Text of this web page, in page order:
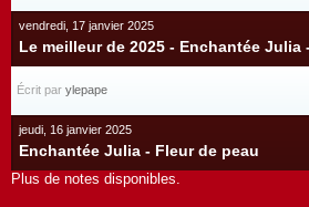
vendredi, 17 janvier 2025
Le meilleur de 2025 - Enchantée Julia
Écrit par ylepape
jeudi, 16 janvier 2025
Enchantée Julia - Fleur de peau
Plus de notes disponibles.